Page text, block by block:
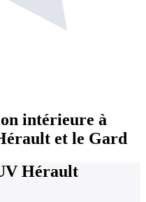
intérieure à
et le Gard
Hérault